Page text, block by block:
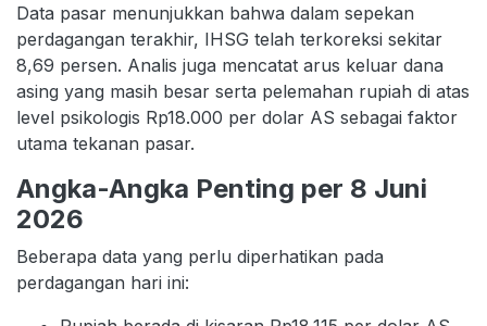
Data pasar menunjukkan bahwa dalam sepekan
perdagangan terakhir, IHSG telah terkoreksi sekitar
8,69 persen. Analis juga mencatat arus keluar dana
asing yang masih besar serta pelemahan rupiah di atas
level psikologis Rp18.000 per dolar AS sebagai faktor
utama tekanan pasar.
Angka-Angka Penting per 8 Juni
2026
Beberapa data yang perlu diperhatikan pada
perdagangan hari ini: